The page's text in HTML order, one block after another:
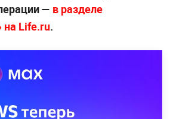
— в разделе
на Life.ru.